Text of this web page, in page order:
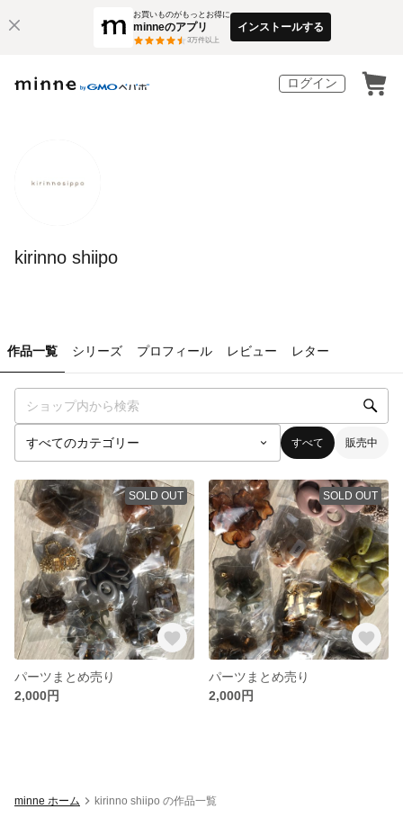
お買いものがもっとお得に
minneのアプリ
3万件以上
インストールする
ログイン
kirinno shiipo
作品一覧 シリーズ プロフィール レビュー レター
すべて 販売中
SOLD OUT
パーツまとめ売り
2,000円
SOLD OUT
パーツまとめ売り
2,000円
minne ホーム kirinno shiipo の作品一覧